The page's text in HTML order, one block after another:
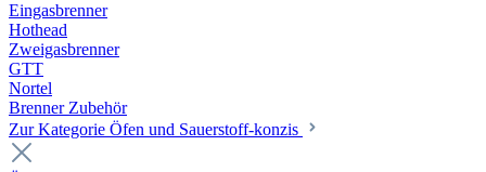
Eingasbrenner
Hothead
Zweigasbrenner
GTT
Nortel
Brenner Zubehör
Zur Kategorie Öfen und Sauerstoff-konzis